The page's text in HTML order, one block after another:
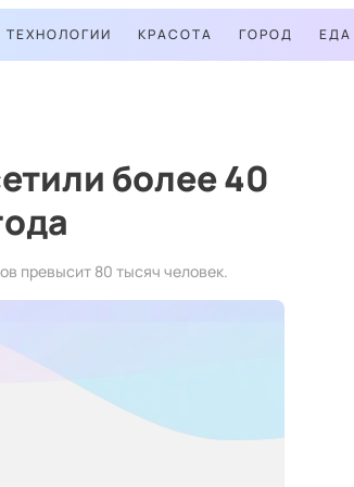
ТЕХНОЛОГИИ КРАСОТА ГОРОД ЕДА
более 40
превысит 80 тысяч человек.